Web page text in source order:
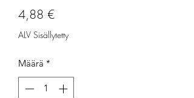
4,88 €Hinta
ALV Sisällytetty
Määrä *